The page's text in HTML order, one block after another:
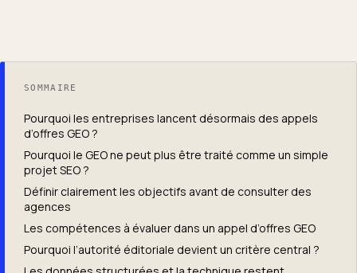
SOMMAIRE
Pourquoi les entreprises lancent désormais des appels
d’offres GEO ?
Pourquoi le GEO ne peut plus être traité comme un simple
projet SEO ?
Définir clairement les objectifs avant de consulter des
agences
Les compétences à évaluer dans un appel d’offres GEO
Pourquoi l’autorité éditoriale devient un critère central ?